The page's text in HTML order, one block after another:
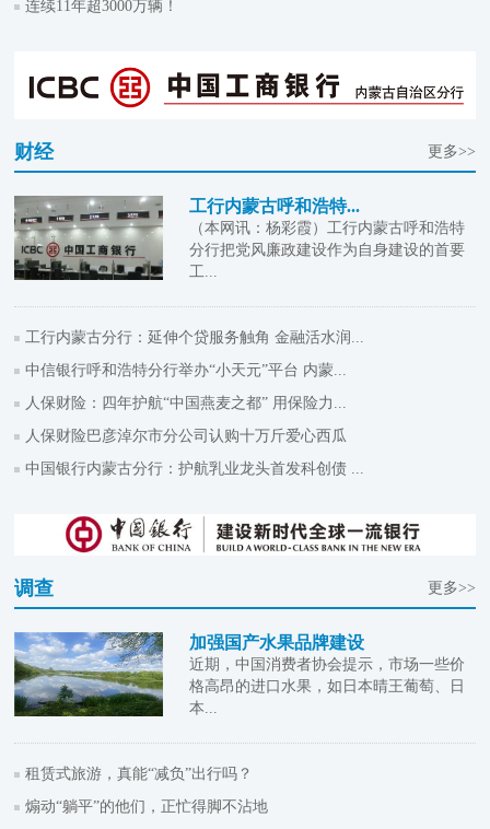
连续11年超3000万辆！
财经 更多>>
工行内蒙古呼和浩特...
（本网讯：杨彩霞）工行内蒙古呼和浩特
分行把党风廉政建设作为自身建设的首要
工...
工行内蒙古分行：延伸个贷服务触角 金融活水润...
中信银行呼和浩特分行举办“小天元”平台 内蒙...
人保财险：四年护航“中国燕麦之都” 用保险力...
人保财险巴彦淖尔市分公司认购十万斤爱心西瓜
中国银行内蒙古分行：护航乳业龙头首发科创债 ...
调查 更多>>
加强国产水果品牌建设
近期，中国消费者协会提示，市场一些价
格高昂的进口水果，如日本晴王葡萄、日
本...
租赁式旅游，真能“减负”出行吗？
煽动“躺平”的他们，正忙得脚不沾地